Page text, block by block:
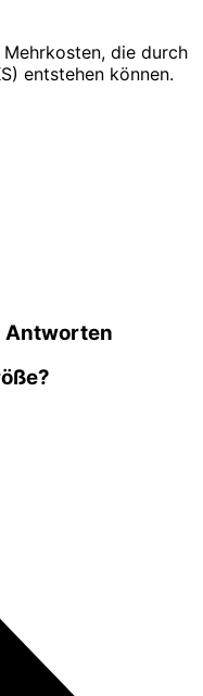
die durch
entstehen können.
Antworten